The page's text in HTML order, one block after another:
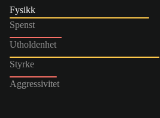
Fysikk
Spenst
Utholdenhet
Styrke
Aggressivitet